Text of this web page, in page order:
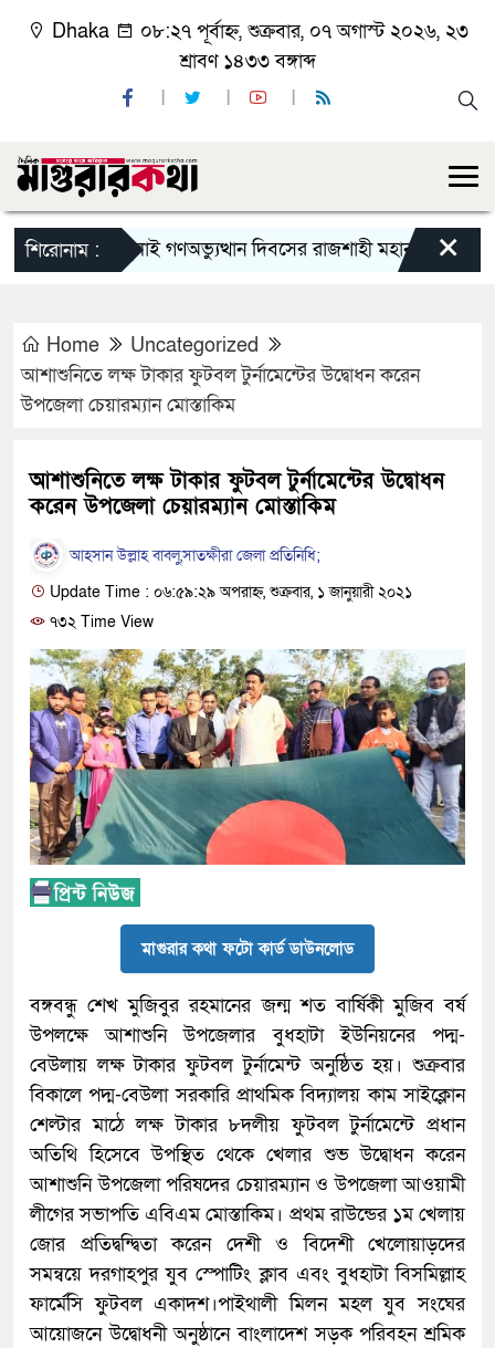
Dhaka
০৮:২৭ পূর্বাহ্ন, শুক্রবার, ০৭ অগাস্ট ২০২৬, ২৩
শ্রাবণ ১৪৩৩ বঙ্গাব্দ
শিরোনাম :জুলাই গণঅভ্যুত্থান দিবসের রাজশাহী মহানগর বিএনপির
×
Home
Uncategorized
আশাশুনিতে লক্ষ টাকার ফুটবল টুর্নামেন্টের উদ্বোধন করেন
উপজেলা চেয়ারম্যান মোস্তাকিম
আশাশুনিতে লক্ষ টাকার ফুটবল টুর্নামেন্টের উদ্বোধন
করেন উপজেলা চেয়ারম্যান মোস্তাকিম
আহসান উল্লাহ বাবলু,সাতক্ষীরা জেলা প্রতিনিধি;
Update Time : ০৬:৫৯:২৯ অপরাহ্ন, শুক্রবার, ১ জানুয়ারী ২০২১
৭৩২ Time View
মাগুরার কথা ফটো কার্ড ডাউনলোড
বঙ্গবন্ধু শেখ মুজিবুর রহমানের জন্ম শত বার্ষিকী মুজিব বর্ষ
উপলক্ষে আশাশুনি উপজেলার বুধহাটা ইউনিয়নের পদ্ম-
বেউলায় লক্ষ টাকার ফুটবল টুর্নামেন্ট অনুষ্ঠিত হয়। শুক্রবার
বিকালে পদ্ম-বেউলা সরকারি প্রাথমিক বিদ্যালয় কাম সাইক্লোন
শেল্টার মাঠে লক্ষ টাকার ৮দলীয় ফুটবল টুর্নামেন্টে প্রধান
অতিথি হিসেবে উপস্থিত থেকে খেলার শুভ উদ্বোধন করেন
আশাশুনি উপজেলা পরিষদের চেয়ারম্যান ও উপজেলা আওয়ামী
লীগের সভাপতি এবিএম মোস্তাকিম। প্রথম রাউন্ডের ১ম খেলায়
জোর প্রতিদ্বন্দ্বিতা করেন দে‌শী ও বি‌দেশী খে‌লোয়াড়‌দের
সমন্ব‌য়ে দরগাহপুর যুব স্পো‌টিং ক্লাব এবং বুধহাটা বিস‌মিল্লাহ
ফা‌র্মেসি ফুটবল একাদশ।পাইথালী মিলন মহল যুব সংঘের
আয়োজনে উদ্বোধনী অনুষ্ঠানে বাংলাদেশ সড়ক পরিবহন শ্রমিক